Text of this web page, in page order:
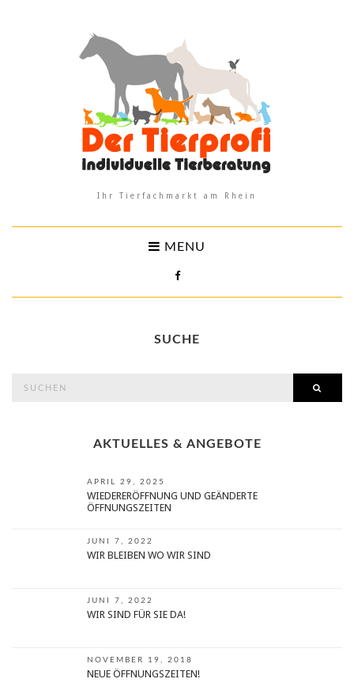
Ihr Tierfachmarkt am Rhein
MENU
SUCHE
AKTUELLES & ANGEBOTE
APRIL 29, 2025
WIEDERERÖFFNUNG UND GEÄNDERTE
ÖFFNUNGSZEITEN
JUNI 7, 2022
WIR BLEIBEN WO WIR SIND
JUNI 7, 2022
WIR SIND FÜR SIE DA!
NOVEMBER 19, 2018
NEUE ÖFFNUNGSZEITEN!